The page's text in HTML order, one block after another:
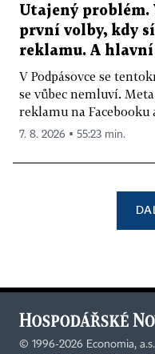
Utajený problém.
první volby, kdy
reklamu. A
V Podpásovce se
se vůbec nemluví.
reklamu na Facebooku
7. 8. 2026 ▪ 55:23 min.
© 1996-2026 Economia, a.s.